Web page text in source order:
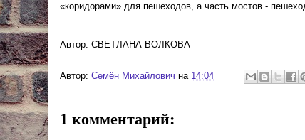
«коридорами» для пешеходов, а часть мостов -
Автор: СВЕТЛАНА ВОЛКОВА
Автор: Cемён Михайлович на 14:04
1 комментарий: